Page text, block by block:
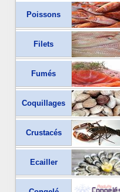
Poissons
Filets
Fumés
Coquillages
Crustacés
Ecailler